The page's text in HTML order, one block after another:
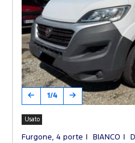
1/4
Usato
Furgone, 4 porte BIANCO